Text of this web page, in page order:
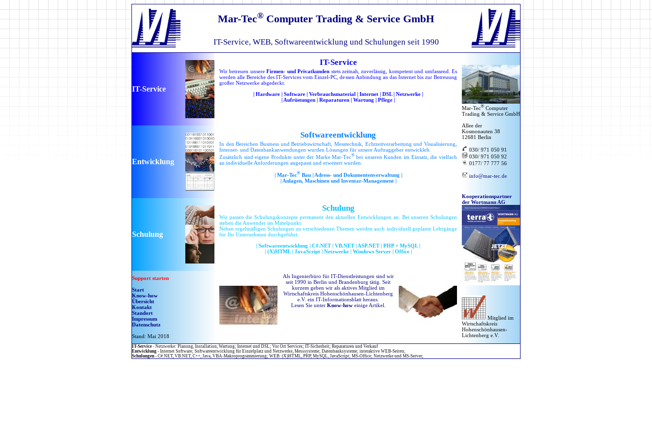
Mar-Tec® Computer Trading & Service GmbH
IT-Service, WEB, Softwareentwicklung und Schulungen seit 1990
IT-Service
Entwicklung
Schulung
Support starten
Start
Know-how
Übersicht
Kontakt
Standort
Impressum
Datenschutz
Stand: Mai 2018
IT-Service
Wir betreuen unsereFirmen- und Privatkunden stets zeitnah, zuverlässig, kompetent und umfassend. Es
werden alle Bereiche des IT-Services vom Einzel-PC, dessen Anbindung an das Internet bis zur Betreuung
großer Netzwerke abgedeckt.
| Hardware | Software | Verbrauchsmaterial | Internet | DSL | Netzwerke |
| Aufrüstungen | Reparaturen | Wartung | Pflege |
Softwareentwicklung
In den Bereichen Business und Betriebswirtschaft, Messtechnik, Echtzeitverarbeitung und Visualisierung,
Internet- und Datenbankanwendungen wurden Lösungen für unsere Auftraggeber entwicklelt.
Zusätzlich sind eigene Produkte unter der Marke Mar-Tec®bei unseren Kunden im Einsatz, die vielfach
an individuelle Anforderungen angepasst und erweitert wurden.
| Mar-Tec®Bau | Adress- und Dokumentenverwaltung |
| Anlagen, Maschinen und Inventar-Management |
Schulung
Wir passen die Schulungskonzepte permanent den aktuellen Entwicklungen an. Bei unseren Schulungen
stehen die Anwender im Mittelpunkt.
Neben regelmäßigen Schulungen zu verschiedenen Themen werden auch individuell geplante Lehrgänge
für Ihr Unternehmen durchgeführt.
| Softwareentwicklung | C#.NET | VB.NET | ASP.NET | PHP + MySQL |
| (X)HTML | JavaScript | Netzwerke | Windows Server | Office |
Als Ingenierbüro für IT-Dienstleistungen sind wir
seit 1990 in Berlin und Brandenburg tätig. Seit
kurzem geben wir als aktives Mitglied im
Wirtschaftskreis Hohenschönhausen-Lichtenberg
e.V. ein IT-Informationsblatt heraus.
Lesen Sie unter Know-howeinige Artikel.
Mar-Tec® Computer
Trading & Service GmbH
Allee der
Kosmonauten 38
12681 Berlin
030/ 971 050 91
030/ 971 050 92
0177/ 77 777 56
info@mar-tec.de
Kooperationspartner
der Wortmann AG
Mitglied im
Wirtschaftskreis
Hohenschönhausen-
Lichtenberg e.V.
IT-Service - Netzwerke: Planung, Installation, Wartung; Internet und DSL; Vor Ort Services; IT-Sicherheit; Reparaturen und Verkauf
Entwicklung - Internet Software; Softwareentwicklung für Einzelplatz und Netzwerke, Messsysteme; Datenbanksysteme; interaktive WEB-Seiten;
Schulungen - C#.NET, VB.NET, C++, Java, VBA-Makroprogrammierung; WEB: (X)HTML, PHP, MySQL, JavaScript; MS-Office; Netzwerke und MS-Server;